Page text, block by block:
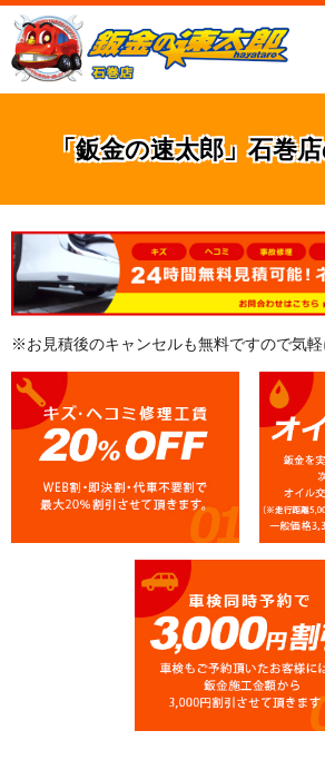
「鈑金の速太郎」石巻
※お見積後のキャンセルも無料ですので気軽